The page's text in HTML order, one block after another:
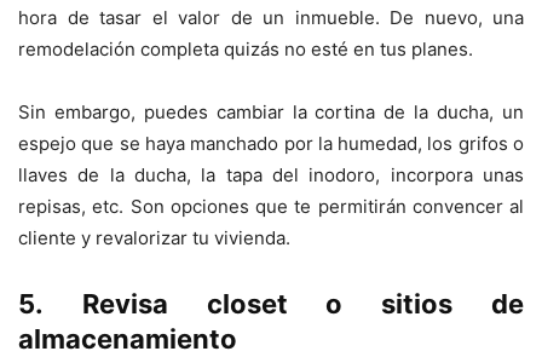
hora de tasar el valor de un inmueble. De nuevo, una
remodelación completa quizás no esté en tus planes.
Sin embargo, puedes cambiar la cortina de la ducha, un
espejo que se haya manchado por la humedad, los grifos o
llaves de la ducha, la tapa del inodoro, incorpora unas
repisas, etc. Son opciones que te permitirán convencer al
cliente y revalorizar tu vivienda.
5. Revisa closet o sitios de
almacenamiento